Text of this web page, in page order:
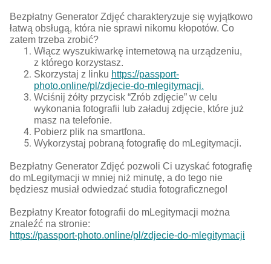
Bezpłatny Generator Zdjęć charakteryzuje się wyjątkowo
łatwą obsługą, która nie sprawi nikomu kłopotów. Co
zatem trzeba zrobić?
Włącz wyszukiwarkę internetową na urządzeniu,
z którego korzystasz.
Skorzystaj z linku https://passport-
photo.online/pl/zdjecie-do-mlegitymacji.
Wciśnij żółty przycisk “Zrób zdjęcie” w celu
wykonania fotografii lub załaduj zdjęcie, które już
masz na telefonie.
Pobierz plik na smartfona.
Wykorzystaj pobraną fotografię do mLegitymacji.
Bezpłatny Generator Zdjęć pozwoli Ci uzyskać fotografię
do mLegitymacji w mniej niż minutę, a do tego nie
będziesz musiał odwiedzać studia fotograficznego!
Bezpłatny Kreator fotografii do mLegitymacji można
znaleźć na stronie:
https://passport-photo.online/pl/zdjecie-do-mlegitymacji